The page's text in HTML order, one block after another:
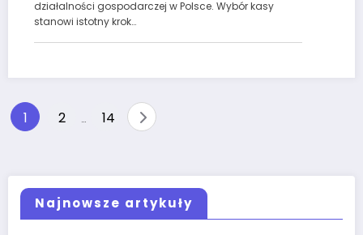
działalności gospodarczej w Polsce. Wybór kasy
stanowi istotny krok…
Stronicowanie
1 2 … 14
Najnowsze artykuły